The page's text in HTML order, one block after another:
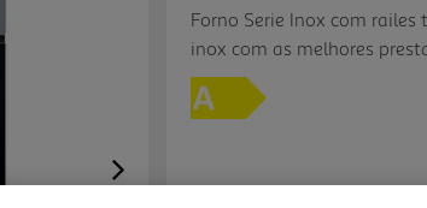
Next
para
a
Forno Serie Inox com
inox com as melhores
visor / display tátil para um
mecânico: prático e
de confeção. Chegar a casa